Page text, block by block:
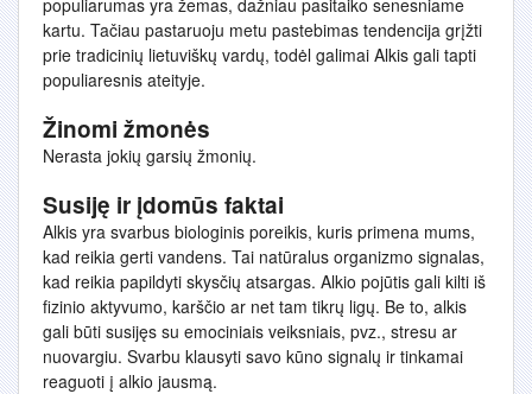
populiarumas yra žemas, dažniau pasitaiko senesniame
kartu. Tačiau pastaruoju metu pastebimas tendencija grįžti
prie tradicinių lietuviškų vardų, todėl galimai Alkis gali tapti
populiaresnis ateityje.
Žinomi žmonės
Nerasta jokių garsių žmonių.
Susiję ir įdomūs faktai
Alkis yra svarbus biologinis poreikis, kuris primena mums,
kad reikia gerti vandens. Tai natūralus organizmo signalas,
kad reikia papildyti skysčių atsargas. Alkio pojūtis gali kilti iš
fizinio aktyvumo, karščio ar net tam tikrų ligų. Be to, alkis
gali būti susijęs su emociniais veiksniais, pvz., stresu ar
nuovargiu. Svarbu klausyti savo kūno signalų ir tinkamai
reaguoti į alkio jausmą.